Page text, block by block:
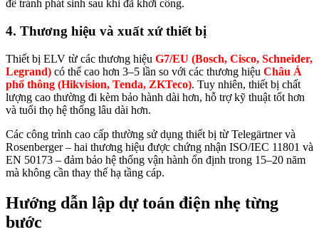
để tránh phát sinh sau khi đã khởi công.
4. Thương hiệu và xuất xứ thiết bị
Thiết bị ELV từ các thương hiệu G7/EU (Bosch, Cisco, Schneider,
Legrand) có thể cao hơn 3–5 lần so với các thương hiệu Châu Á
phổ thông (Hikvision, Tenda, ZKTeco). Tuy nhiên, thiết bị chất
lượng cao thường đi kèm bảo hành dài hơn, hỗ trợ kỹ thuật tốt hơn
và tuổi thọ hệ thống lâu dài hơn.
Các công trình cao cấp thường sử dụng thiết bị từ Telegärtner và
Rosenberger – hai thương hiệu được chứng nhận ISO/IEC 11801 và
EN 50173 – đảm bảo hệ thống vận hành ổn định trong 15–20 năm
mà không cần thay thế hạ tầng cáp.
Hướng dẫn lập dự toán điện nhẹ từng
bước